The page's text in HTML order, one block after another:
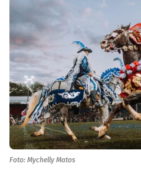
Foto: Mychelly Matos